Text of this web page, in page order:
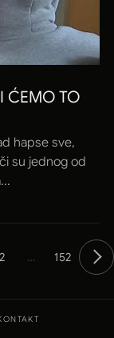
ĆEMO TO
hapse sve,
su jednog od
… 152